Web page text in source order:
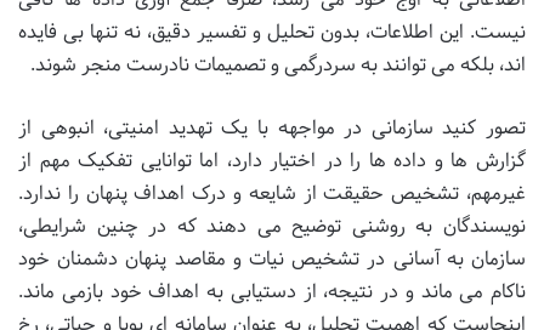
نیست. این اطلاعات، بدون تحلیل و تفسیر دقیق، نه تنها بی فایده
اند، بلکه می توانند به سردرگمی و تصمیمات نادرست منجر شوند.
تصور کنید سازمانی در مواجهه با یک تهدید امنیتی، انبوهی از
گزارش ها و داده ها را در اختیار دارد، اما توانایی تفکیک مهم از
غیرمهم، تشخیص حقیقت از شایعه و درک اهداف پنهان را ندارد.
نویسندگان به روشنی توضیح می دهند که در چنین شرایطی،
سازمان به آسانی در تشخیص نیات و مقاصد پنهان دشمنان خود
ناکام می ماند و در نتیجه، از دستیابی به اهداف خود بازمی ماند.